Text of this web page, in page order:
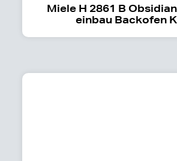
Miele H 2861 B
einbau Backofen